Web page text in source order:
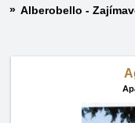
Alberobello -